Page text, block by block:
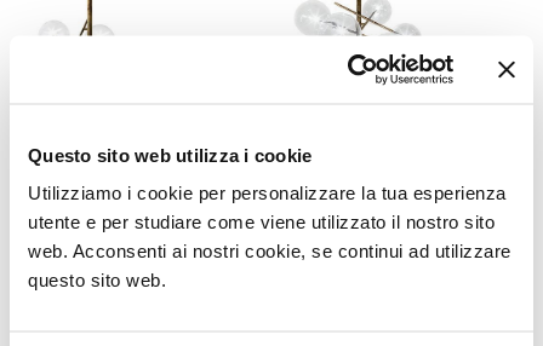
Questo sito web utilizza i cookie
Utilizziamo i cookie per personalizzare la tua esperienza
utente e per studiare come viene utilizzato il nostro sito
web. Acconsenti ai nostri cookie, se continui ad utilizzare
questo sito web.
Bolle 4
Massimo Castagna
Bolle 6
Massimo Castagna